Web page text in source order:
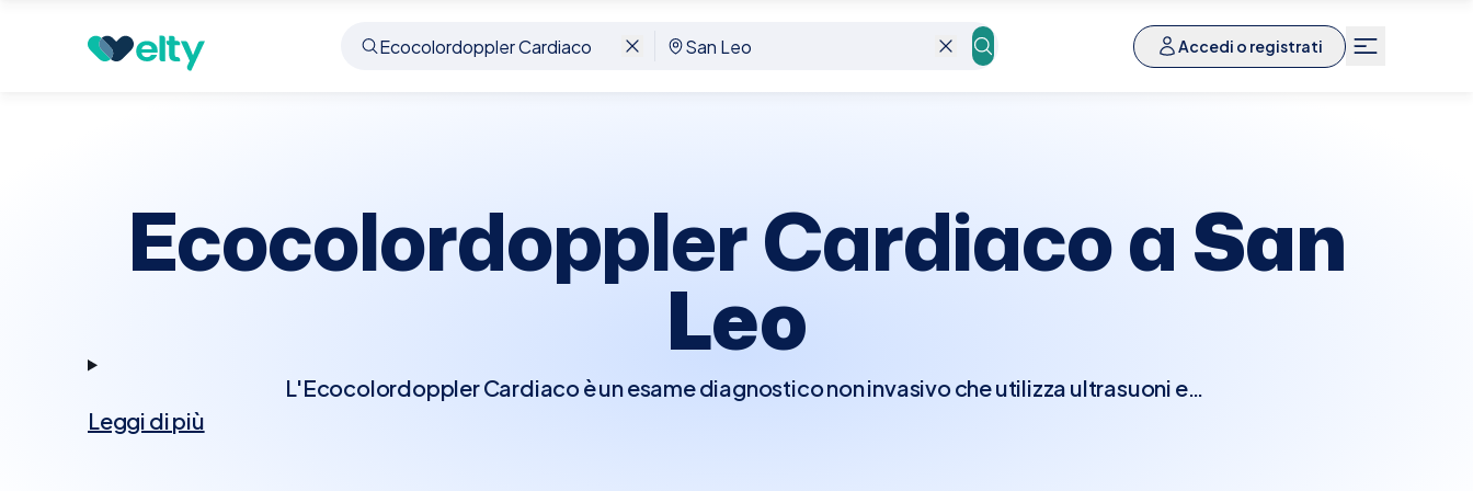
Accedi o registrati
Prenota visita Ecocolordoppler Cardiaco San Leo
Ecocolordoppler Cardiaco aSan
Leo
L'Ecocolordoppler Cardiaco è un esame diagnostico non invasivo che utilizza ultrasuoni e
Leggi di più